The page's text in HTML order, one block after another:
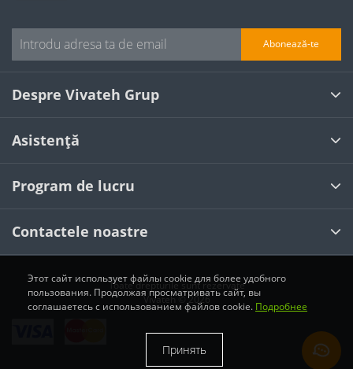
Abonează-te
Despre Vivateh Grup
Asistență
Program de lucru
Contactele noastre
Toate drepturile sunt rezervate
Vivateh © 2026
Этот сайт использует файлы cookie для более удобного
пользования. Продолжая просматривать сайт, вы
соглашаетесь с использованием файлов cookie. Подробнее
Принять